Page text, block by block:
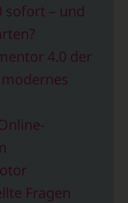
sofort – und
4.0 der
Fragen